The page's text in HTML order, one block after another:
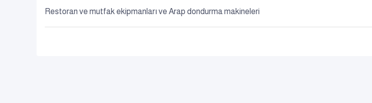
Restoran ve mutfak ekipmanları ve Arap dondurma makineleri